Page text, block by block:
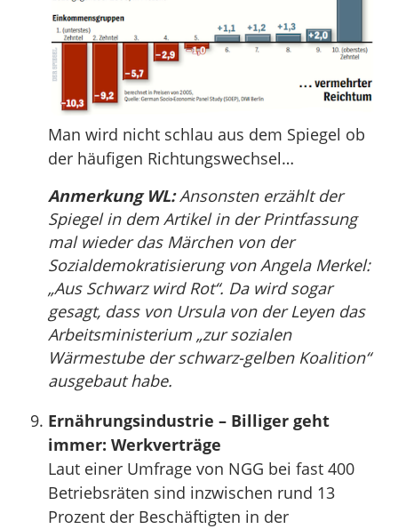
Man wird nicht schlau aus dem Spiegel ob
der häufigen Richtungswechsel…
Anmerkung WL:Ansonsten erzählt der
Spiegel in dem Artikel in der Printfassung
mal wieder das Märchen von der
Sozialdemokratisierung von Angela Merkel:
„Aus Schwarz wird Rot“. Da wird sogar
gesagt, dass von Ursula von der Leyen das
Arbeitsministerium „zur sozialen
Wärmestube der schwarz-gelben Koalition“
ausgebaut habe.
Ernährungsindustrie – Billiger geht
immer: Werkverträge
Laut einer Umfrage von NGG bei fast 400
Betriebsräten sind inzwischen rund 13
Prozent der Beschäftigten in der